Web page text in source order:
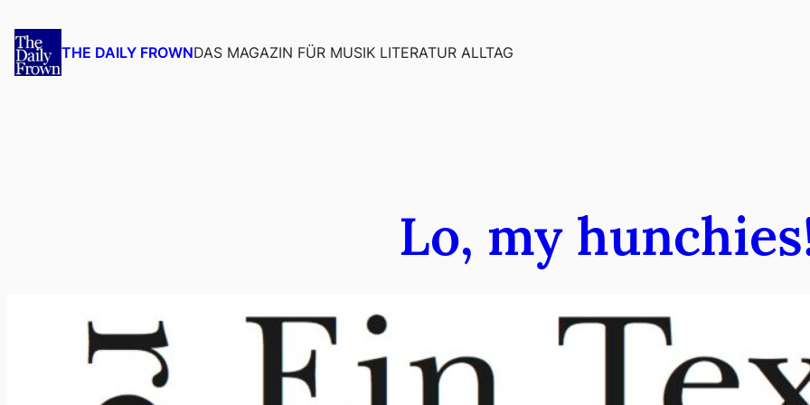
Inhalt
springen
THE DAILY FROWNDAS MAGAZIN FÜR MUSIK LITERATUR ALLTAG
Lo, my